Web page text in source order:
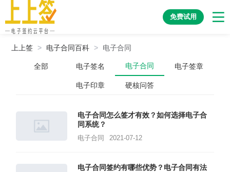
免费试用
上上签 > 电子合同百科 > 电子合同
全部 电子签名 电子合同 电子签章
电子印章 硬核问答
电子合同怎么签才有效？如何选择电子合
同系统？
电子合同 2021-07-12
电子合同签约有哪些优势？电子合同有法